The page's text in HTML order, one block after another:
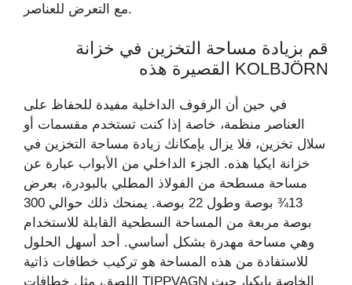
مع التعرض للعناصر.
قم بزيادة مساحة التخزين في خزانة
KOLBJÖRN القصيرة هذه
في حين أن الرفوف الداخلية مفيدة للحفاظ على
العناصر منظمة، خاصة إذا كنت تستخدم مقسمات أو
سلال تخزين، فلا يزال بإمكانك زيادة مساحة التخزين في
خزانة ايكيا هذه. الجزء الداخلي من الأبواب عبارة عن
مساحة مسطحة من الفولاذ المطلي بالبودرة، بعرض
13¾ بوصة وطول 22 بوصة. يمنحك ذلك حوالي 300
بوصة مربعة من المساحة السطحية القابلة للاستخدام
وهي مساحة مهدرة بشكل أساسي. أحد أسهل الحلول
للاستفادة من هذه المساحة هو تركيب خطافات ذاتية
اللصق، مثل خطافات TIPPVAGN الخاصة بايكيا، حيث